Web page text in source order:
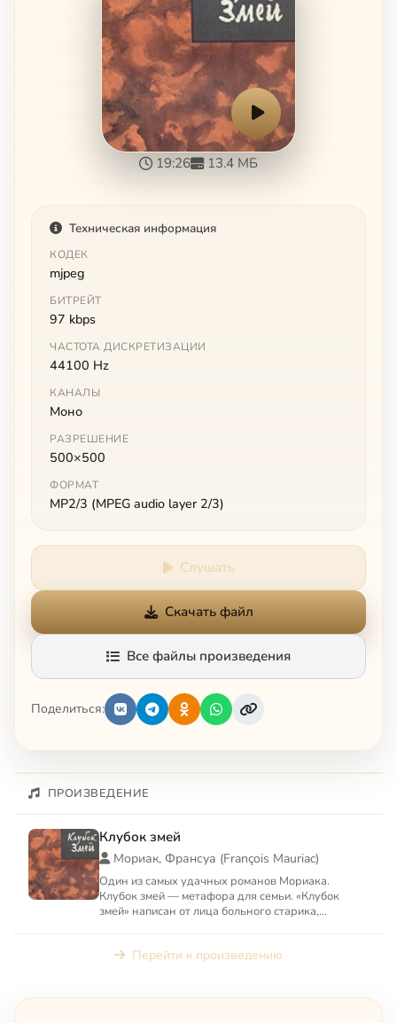
19:26 13.4 МБ
Техническая информация
КОДЕК
mjpeg
БИТРЕЙТ
97 kbps
ЧАСТОТА ДИСКРЕТИЗАЦИИ
44100 Hz
КАНАЛЫ
Моно
РАЗРЕШЕНИЕ
500×500
ФОРМАТ
MP2/3 (MPEG audio layer 2/3)
Слушать
Скачать файл
Все файлы произведения
Поделиться:
ПРОИЗВЕДЕНИЕ
Клубок змей
Мориак, Франсуа (François Mauriac)
Один из самых удачных романов Мориака.
Клубок змей — метафора для семьи. «Клубок
змей» написан от лица больного старика,
Перейти к произведению